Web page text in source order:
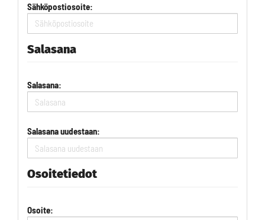
Sähköpostiosoite:
Salasana
Salasana:
Salasana uudestaan:
Osoitetiedot
Osoite: